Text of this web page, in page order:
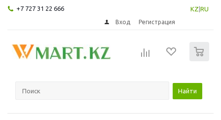
+7 727 31 22 666 KZ RU
Вход Регистрация
Найти